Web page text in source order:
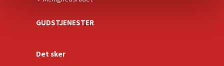
GUDSTJENESTER
Det sker